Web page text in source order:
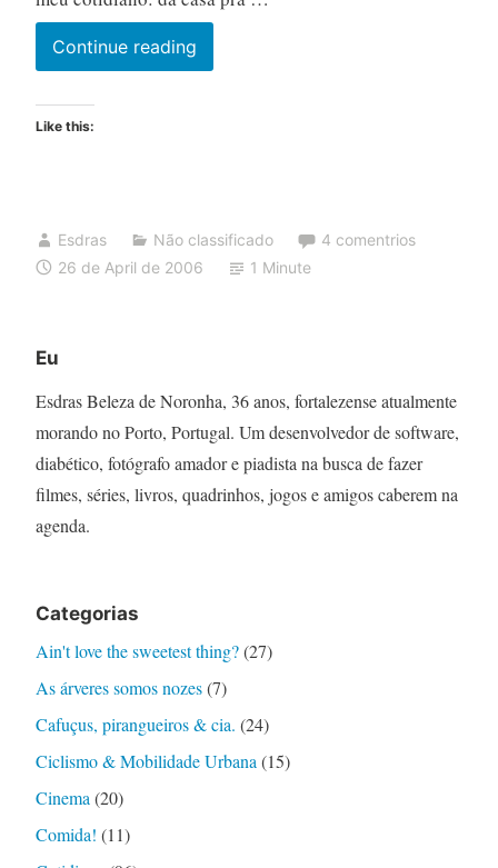
Continue reading
Like this:
Esdras Não classificado
4 comentrios
26 de April de 2006
1 Minute
Eu
Esdras Beleza de Noronha, 36 anos, fortalezense atualmente
morando no Porto, Portugal. Um desenvolvedor de software,
diabético, fotógrafo amador e piadista na busca de fazer
filmes, séries, livros, quadrinhos, jogos e amigos caberem na
agenda.
Categorias
Ain't love the sweetest thing?(27)
As árveres somos nozes(7)
Cafuçus, pirangueiros & cia. (24)
Ciclismo & Mobilidade Urbana (15)
Cinema (20)
Comida! (11)